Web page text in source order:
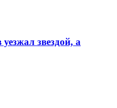
звездой, а